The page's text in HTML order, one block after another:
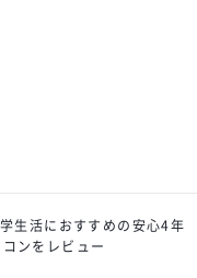
生活におすすめの安心4年
ンをレビュー